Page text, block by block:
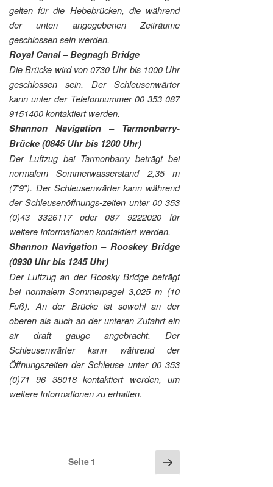
gelten für die Hebebrücken, die während
der unten angegebenen Zeiträume
geschlossen sein werden.
Royal Canal – Begnagh Bridge
Die Brücke wird von 0730 Uhr bis 1000 Uhr
geschlossen sein. Der Schleusenwärter
kann unter der Telefonnummer 00 353 087
9151400 kontaktiert werden.
Shannon Navigation – Tarmonbarry-
Brücke (0845 Uhr bis 1200 Uhr)
Der Luftzug bei Tarmonbarry beträgt bei
normalem Sommerwasserstand 2,35 m
(7’9″). Der Schleusenwärter kann während
der Schleusenöffnungs-zeiten unter 00 353
(0)43 3326117 oder 087 9222020 für
weitere Informationen kontaktiert werden.
Shannon Navigation – Rooskey Bridge
(0930 Uhr bis 1245 Uhr)
Der Luftzug an der Roosky Bridge beträgt
bei normalem Sommerpegel 3,025 m (10
Fuß). An der Brücke ist sowohl an der
oberen als auch an der unteren Zufahrt ein
air draft gauge angebracht. Der
Schleusenwärter kann während der
Öffnungszeiten der Schleuse unter 00 353
(0)71 96 38018 kontaktiert werden, um
weitere Informationen zu erhalten.
Seitennummerierung
Seite1 Nächste
Seite